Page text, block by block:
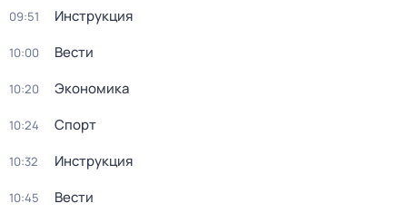
09:51 Инструкция
10:00 Вести
10:20 Экономика
10:24 Спорт
10:32 Инструкция
10:45 Вести